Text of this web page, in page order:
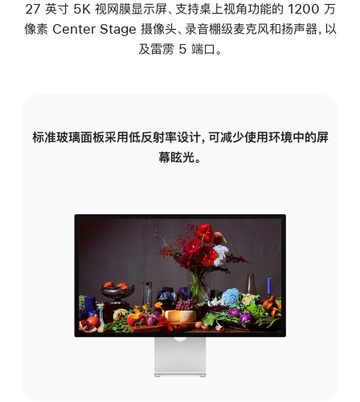
27 英寸 5K 视网膜显示屏、支持桌上视角功能的 1200 万
像素 Center Stage 摄像头、录音棚级麦克风和扬声器，以
及雷雳 5 端口。
标准玻璃面板采用低反射率设计，可减少使用环境中的屏
幕眩光。